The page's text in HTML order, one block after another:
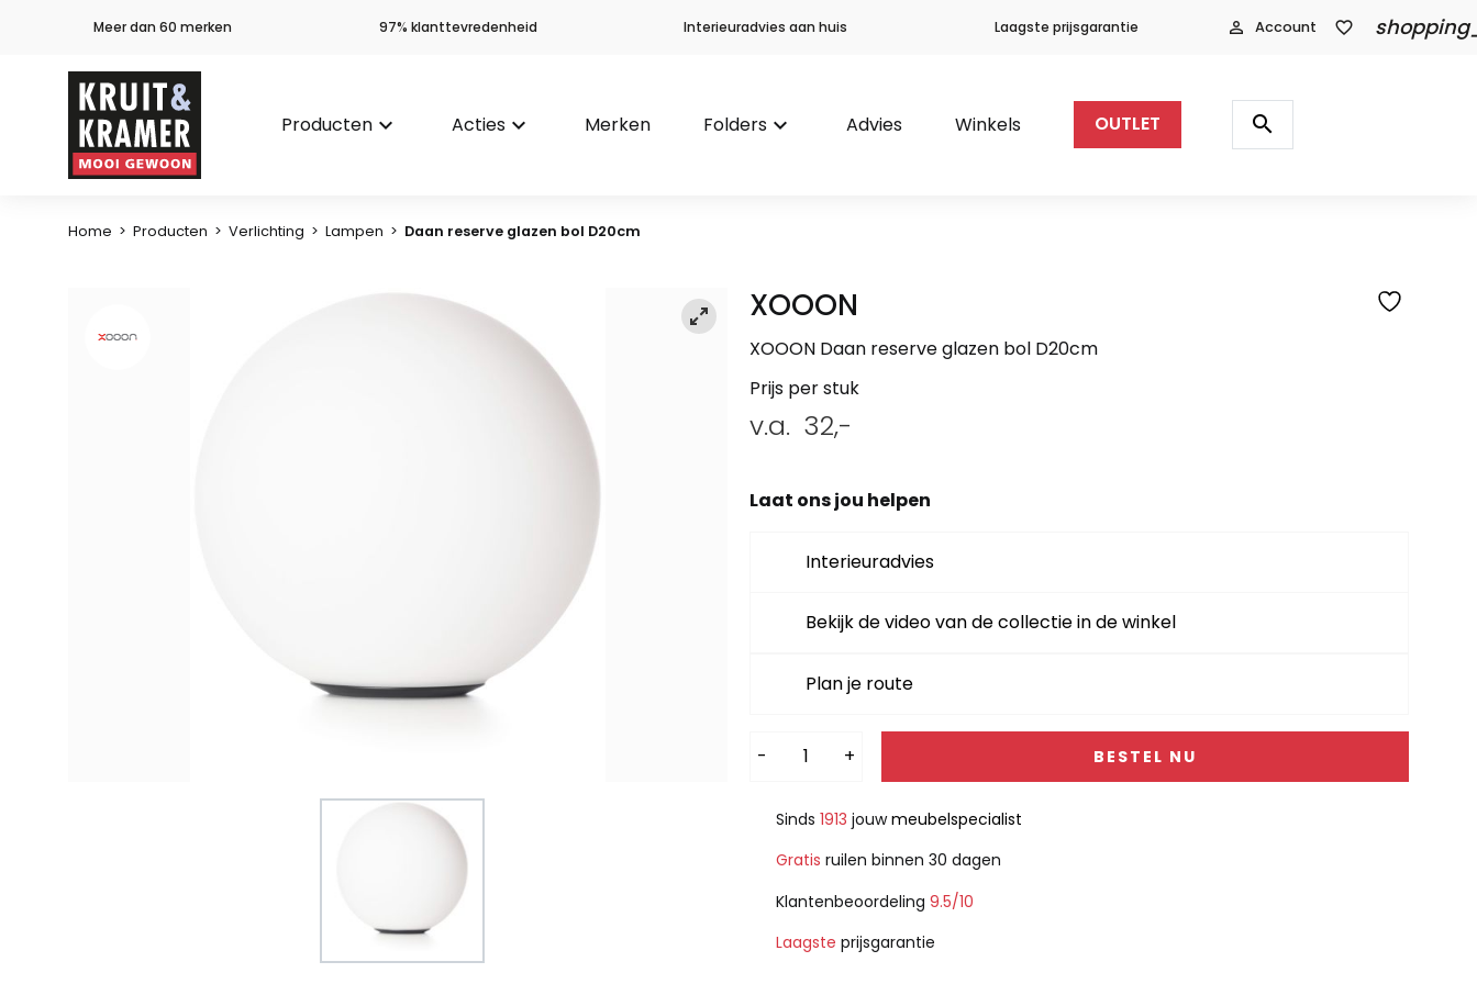
Meer dan 60 merken 97% klanttevredenheid Interieuradvies aan huis Laagste prijsgarantie person_outline Account favorite_border
Producten keyboard_arrow_down Acties keyboard_arrow_down Merken Folders keyboard_arrow_down Advies Winkels OUTLET
Producten
zoeken
search
Home > Producten > Verlichting > Lampen > Daan reserve glazen bol D20cm
XOOON
XOOON Daan reserve glazen bol D20cm
Prijs per stuk
v.a. 32,-
Laat ons jou helpen
Interieuradvies
Bekijk de video van de collectie in de winkel
Plan je route
- + BESTEL NU
Alternative:
Sinds 1913 jouwmeubelspecialist
Gratis ruilen binnen 30 dagen
Klantenbeoordeling 9.5/10
Laagste prijsgarantie